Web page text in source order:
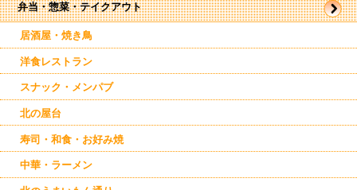
弁当・惣菜・テイクアウト
居酒屋・焼き鳥
洋食レストラン
スナック・メンパブ
北の屋台
寿司・和食・お好み焼
中華・ラーメン
帯広市
駅周辺
駅近郊
西帯広